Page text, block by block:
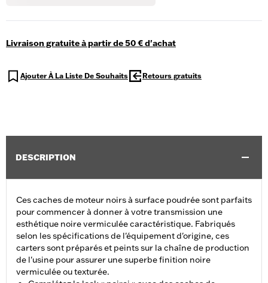
Livraison gratuite à partir de 50 € d'achat
Ajouter À La Liste De Souhaits Retours gratuits
DESCRIPTION
Ces caches de moteur noirs à surface poudrée sont parfaits
pour commencer à donner à votre transmission une
esthétique noire vermiculée caractéristique. Fabriqués
selon les spécifications de l'équipement d'origine, ces
carters sont préparés et peints sur la chaîne de production
de l'usine pour assurer une superbe finition noire
vermiculée ou texturée.